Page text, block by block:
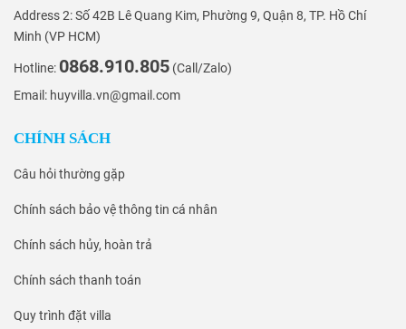
Address 2: Số 42B Lê Quang Kim, Phường 9, Quận 8, TP. Hồ Chí
Minh (VP HCM)
Hotline: 0868.910.805 (Call/Zalo)
Email: huyvilla.vn@gmail.com
CHÍNH SÁCH
Câu hỏi thường gặp
Chính sách bảo vệ thông tin cá nhân
Chính sách hủy, hoàn trả
Chính sách thanh toán
Quy trình đặt villa